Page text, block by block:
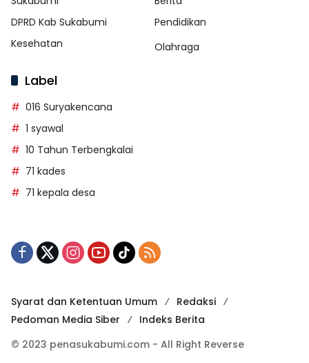
DPRD Kab Sukabumi
Pendidikan
Kesehatan
Olahraga
Label
016 Suryakencana
1 syawal
10 Tahun Terbengkalai
71 kades
71 kepala desa
Syarat dan Ketentuan Umum
Redaksi
Pedoman Media Siber
Indeks Berita
© 2023 penasukabumi.com - All Right Reverse